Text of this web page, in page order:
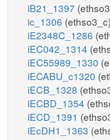
iB21_1397
ic_1306 (ethso3_c)
iE2348C_1286
iEC042_1314
iEC55989_1330
iECABU_c1320
iECB_1328
iECBD_1354
iECD_1391
iEcDH1_1363